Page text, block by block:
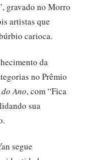
gravado no Morro
artistas que
carioca.
da
no Prêmio
Ano, com “Fica
sua
segue